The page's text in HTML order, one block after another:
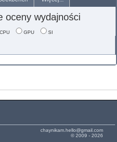
oceny wydajności
CPU GPU SI
chaynikam.hello@gmail.com
© 2009 - 2026